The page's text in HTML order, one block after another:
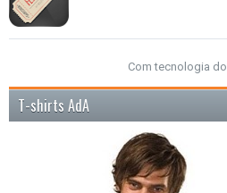
Com tecnologia do
T-shirts AdA